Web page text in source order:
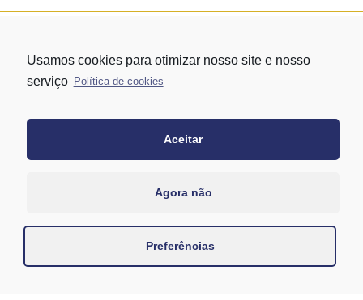
andar – conj. 1305 – Vila Mariana - São Paulo/SP
Usamos cookies para otimizar nosso site e nosso
serviço Política de cookies
Aceitar
Agora não
Preferências